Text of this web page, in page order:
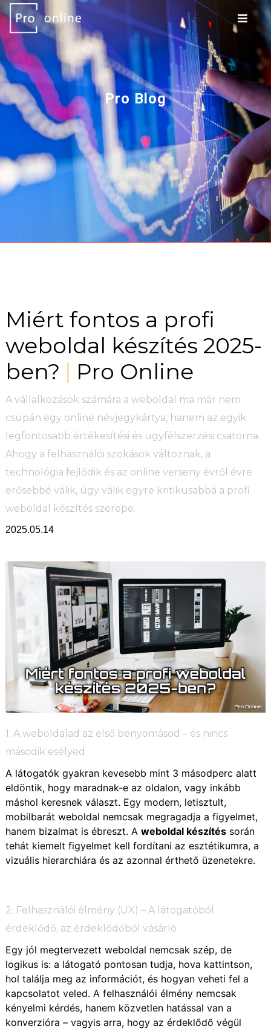
Pro Blog
Miért fontos a profi
weboldal készítés 2025-
ben?
Pro Online
A vállalkozások számára a weboldal ma már nem
csupán egy online névjegykártya, hanem az egyik
legfontosabb értékesítési és ügyfélszerzési csatorna.
Ahogy a felhasználói szokások változnak, a
technológia fejlődik és az online verseny évről évre
erősebbé válik, úgy válik egyre kritikusabbá a profi
weboldal készítés szerepe.
2025.05.14
1. A weboldalad az első benyomásod – és nincs
második esélyed
A látogatók gyakran kevesebb mint 3 másodperc alatt
eldöntik, hogy maradnak-e az oldalon, vagy inkább
máshol keresnek választ. Egy modern, letisztult,
mobilbarát weboldal nemcsak megragadja a figyelmet,
hanem bizalmat is ébreszt. A weboldal készítéssorán
tehát kiemelt figyelmet kell fordítani az esztétikumra, a
vizuális hierarchiára és az azonnal érthető üzenetekre.
2. Felhasználói élmény (UX) – A látogatóból
érdeklődő, az érdeklődőből vásárló
Egy jól megtervezett weboldal nemcsak szép, de
logikus is: a látogató pontosan tudja, hova kattintson,
hol találja meg az információt, és hogyan veheti fel a
kapcsolatot veled. A felhasználói élmény nemcsak
kényelmi kérdés, hanem közvetlen hatással van a
konverzióra – vagyis arra, hogy az érdeklődő végül